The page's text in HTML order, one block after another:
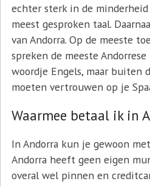
echter sterk in de minderheid
meest gesproken taal.
van Andorra. Op de meeste
spreken de meeste
woordje Engels, maar buiten
moeten vertrouwen op je
Waarmee betaal ik in
In Andorra kun je gewoon
Andorra heeft geen eigen
overal wel pinnen en